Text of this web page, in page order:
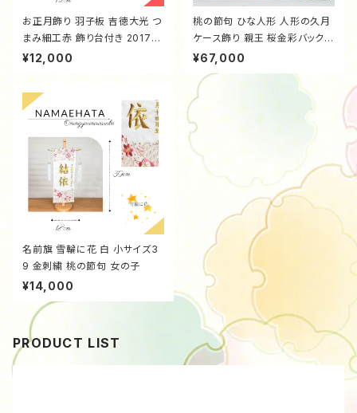
お正月飾り 羽子板 吉徳大光 つ
まみ細工赤 飾り台付き 20170
014
¥12,000
桃の節句 ひな人形 人形の久月
ケース飾り 親王 桜金彩バック
黒塗桜金彩枠 オルゴール付き 6
9663f12
¥67,000
名前旗 雪輪に花 白 小サイズ3
9 金刺繍 桃の節句 女の子
¥14,000
PRODUCT LIST